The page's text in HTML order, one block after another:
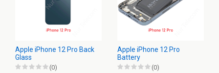
Apple iPhone 12 Pro Back
Glass
(0)
Apple iPhone 12 Pro
Battery
(0)